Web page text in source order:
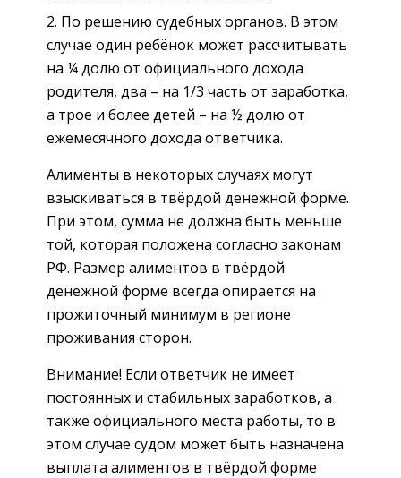
По решению судебных органов. В этом
случае один ребёнок может рассчитывать
на ¼ долю от официального дохода
родителя, два – на 1/3 часть от заработка,
а трое и более детей – на ½ долю от
ежемесячного дохода ответчика.
Алименты в некоторых случаях могут
взыскиваться в твёрдой денежной форме.
При этом, сумма не должна быть меньше
той, которая положена согласно законам
РФ. Размер алиментов в твёрдой
денежной форме всегда опирается на
прожиточный минимум в регионе
проживания сторон.
Внимание! Если ответчик не имеет
постоянных и стабильных заработков, а
также официального места работы, то в
этом случае судом может быть назначена
выплата алиментов в твёрдой форме